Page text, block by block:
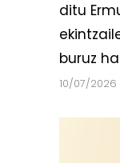
ditu
buruz
10/07/2026